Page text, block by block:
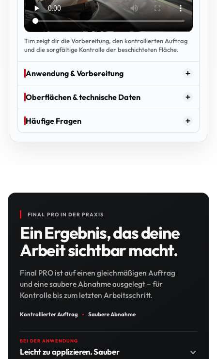
Tim zeigt dir die Vorbereitung, den kontrollierten Auftrag
und die sorgfältige Kontrolle der beschichteten Fläche.
Anwendung & Vorbereitung
Oberflächen & technische Daten
Häufige Fragen
FINAL PRO IN DER PRAXIS
Ein Ergebnis, das deine
Arbeit sichtbar macht.
Final PRO ist auf einen gleichmäßigen Auftrag
und eine saubere Abnahme ausgelegt – für
Kontrolle bis zum letzten Arbeitsschritt.
Kontrollierter Auftrag Saubere Abnahme
BEI DER ANWENDUNG
Leicht zu applizieren. Sauber